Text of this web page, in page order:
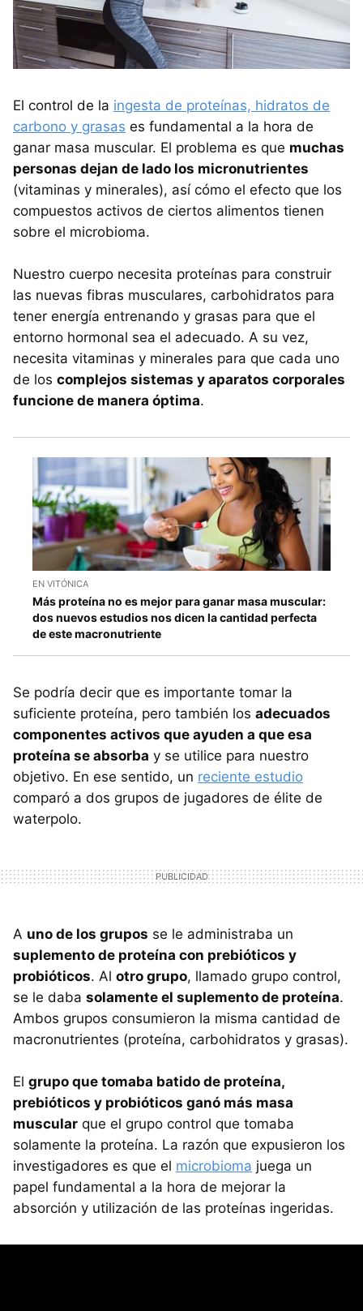
El control de la ingesta de proteínas, hidratos de
carbono y grasas es fundamental a la hora de
ganar masa muscular. El problema es que muchas
personas dejan de lado los micronutrientes
(vitaminas y minerales), así cómo el efecto que los
compuestos activos de ciertos alimentos tienen
sobre el microbioma.
Nuestro cuerpo necesita proteínas para construir
las nuevas fibras musculares, carbohidratos para
tener energía entrenando y grasas para que el
entorno hormonal sea el adecuado. A su vez,
necesita vitaminas y minerales para que cada uno
de los complejos sistemas y aparatos corporales
funcione de manera óptima.
EN VITÓNICA
Más proteína no es mejor para ganar masa muscular:
dos nuevos estudios nos dicen la cantidad perfecta
de este macronutriente
Se podría decir que es importante tomar la
suficiente proteína, pero también los adecuados
componentes activos que ayuden a que esa
proteína se absorba y se utilice para nuestro
objetivo. En ese sentido, un reciente estudio
comparó a dos grupos de jugadores de élite de
waterpolo.
A uno de los grupos se le administraba un
suplemento de proteína con prebióticos y
probióticos. Al otro grupo, llamado grupo control,
se le daba solamente el suplemento de proteína.
Ambos grupos consumieron la misma cantidad de
macronutrientes (proteína, carbohidratos y grasas).
El grupo que tomaba batido de proteína,
prebióticos y probióticos ganó más masa
muscular que el grupo control que tomaba
solamente la proteína. La razón que expusieron los
investigadores es que el microbioma juega un
papel fundamental a la hora de mejorar la
absorción y utilización de las proteínas ingeridas.